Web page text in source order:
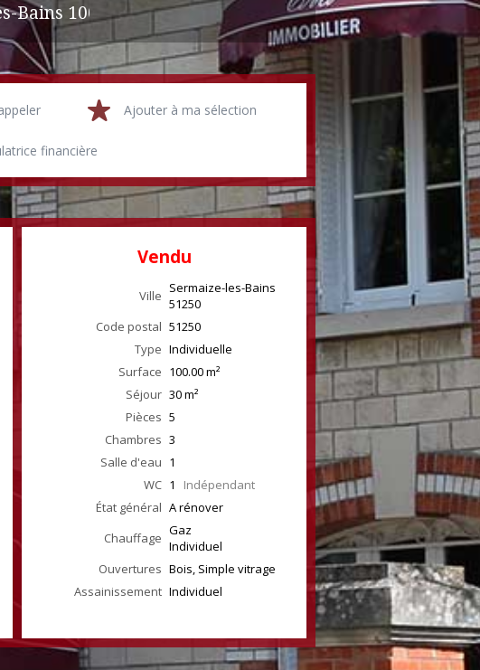
Bains 100 m²
Ajouter à ma sélection
financière
Vendu
Ville Sermaize-les-Bains
51250
Code postal 51250
Type Individuelle
Surface 100.00m²
Séjour 30m²
Pièces 5
Chambres 3
Salle d'eau 1
WC 1 Indépendant
État général A rénover
Chauffage Gaz
Individuel
Ouvertures Bois, Simple vitrage
Assainissement Individuel